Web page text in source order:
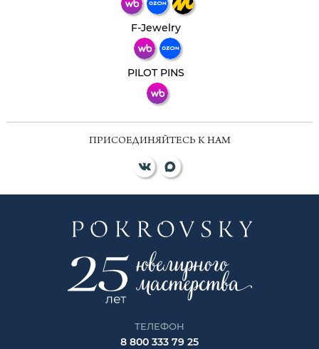
F-Jewelry
PILOT PINS
ПРИСОЕДИНЯЙТЕСЬ К НАМ
ТЕЛЕФОН
8 800 333 79 25